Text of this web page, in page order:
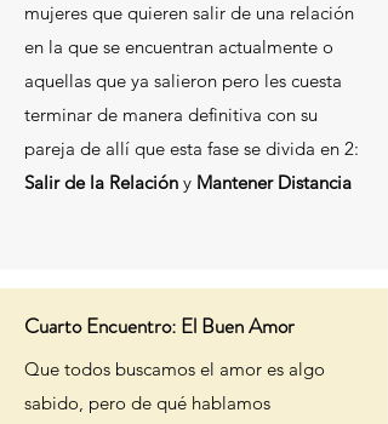
mujeres que quieren salir de una relación
en la que se encuentran actualmente o
aquellas que ya salieron pero les cuesta
terminar de manera definitiva con su
pareja de allí que esta fase se divida en 2:
Salir de la Relación y Mantener Distancia
Cuarto Encuentro: El Buen Amor
Que todos buscamos el amor es algo
sabido, pero de qué hablamos